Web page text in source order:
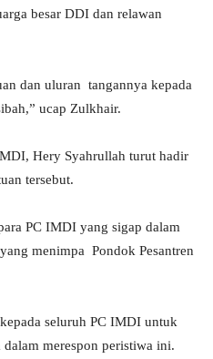
besar DDI dan relawan
dan uluran tangannya kepada
ucap Zulkhair.
Hery Syahrullah turut hadir
tersebut.
PC IMDI yang sigap dalam
menimpa Pondok Pesantren
seluruh PC IMDI untuk
merespon peristiwa ini.